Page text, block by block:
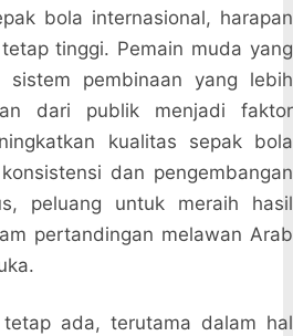
bola internasional, harapan
tinggi. Pemain muda yang
sistem pembinaan yang lebih
dari publik menjadi faktor
kualitas sepak bola
dan pengembangan
peluang untuk meraih hasil
pertandingan melawan Arab
ada, terutama dalam hal